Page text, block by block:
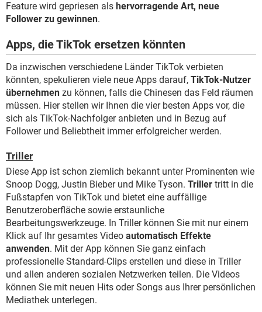
Feature wird gepriesen als hervorragende Art, neue
Follower zu gewinnen.
Apps, die TikTok ersetzen könnten
Da inzwischen verschiedene Länder TikTok verbieten
könnten, spekulieren viele neue Apps darauf, TikTok-Nutzer
übernehmen zu können, falls die Chinesen das Feld räumen
müssen. Hier stellen wir Ihnen die vier besten Apps vor, die
sich als TikTok-Nachfolger anbieten und in Bezug auf
Follower und Beliebtheit immer erfolgreicher werden.
Triller
Diese App ist schon ziemlich bekannt unter Prominenten wie
Snoop Dogg, Justin Bieber und Mike Tyson. Triller tritt in die
Fußstapfen von TikTok und bietet eine auffällige
Benutzeroberfläche sowie erstaunliche
Bearbeitungswerkzeuge. In Triller können Sie mit nur einem
Klick auf Ihr gesamtes Video automatisch Effekte
anwenden. Mit der App können Sie ganz einfach
professionelle Standard-Clips erstellen und diese in Triller
und allen anderen sozialen Netzwerken teilen. Die Videos
können Sie mit neuen Hits oder Songs aus Ihrer persönlichen
Mediathek unterlegen.